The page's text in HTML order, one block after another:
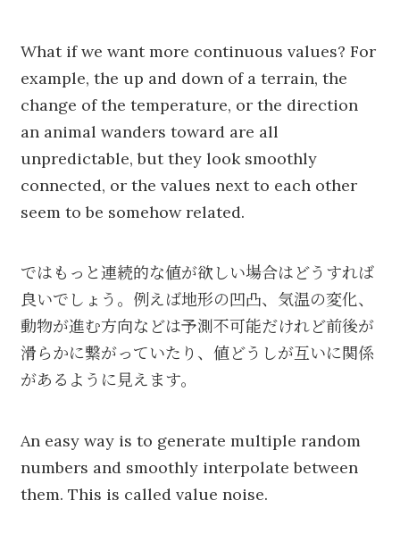
What if we want more continuous values? For
example, the up and down of a terrain, the
change of the temperature, or the direction
an animal wanders toward are all
unpredictable, but they look smoothly
connected, or the values next to each other
seem to be somehow related.
ではもっと連続的な値が欲しい場合はどうすれば
良いでしょう。例えば地形の凹凸、気温の変化、
動物が進む方向などは予測不可能だけれど前後が
滑らかに繋がっていたり、値どうしが互いに関係
があるように見えます。
An easy way is to generate multiple random
numbers and smoothly interpolate between
them. This is called value noise.